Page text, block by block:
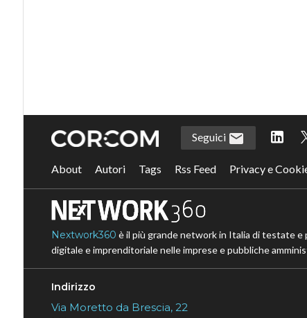
Seguici
About Autori Tags Rss Feed Privacy e
Nextwork360 è il più grande network in Italia di testate e
digitale e imprenditoriale nelle imprese e pubbliche
Indirizzo
Via Moretto da Brescia, 22